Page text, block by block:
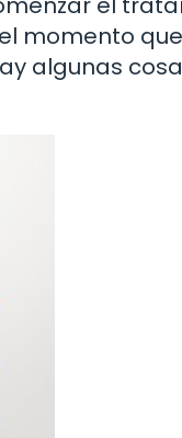
momento
algunas